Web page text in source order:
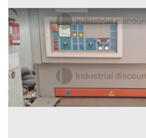
13#9567 Calibro levigatrice Casadei
Inserito il: 23/03/2026
Gioia Tauro (Reggio Calabria)
Annuncio scaduto
Prezzo
2.688 €
Codice annuncio: 119011391